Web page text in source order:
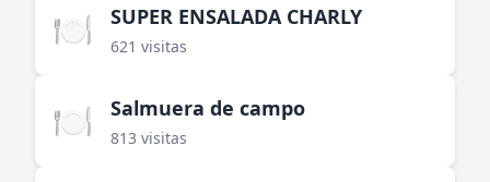
🍽️ SUPER ENSALADA CHARLY
621 visitas
🍽️ Salmuera de campo
813 visitas